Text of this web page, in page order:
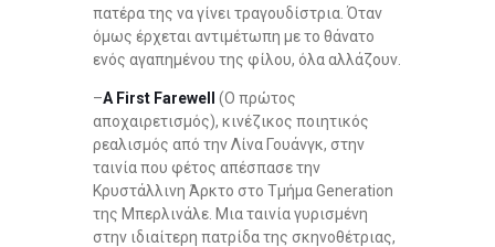
πατέρα της να γίνει τραγουδίστρια. Όταν
όμως έρχεται αντιμέτωπη με το θάνατο
ενός αγαπημένου της φίλου, όλα αλλάζουν.
–A First Farewell
(Ο πρώτος
αποχαιρετισμός), κινέζικος ποιητικός
ρεαλισμός από την Λίνα Γουάνγκ, στην
ταινία που φέτος απέσπασε την
Κρυστάλλινη Άρκτο στο Τμήμα Generation
της Μπερλινάλε. Μια ταινία γυρισμένη
στην ιδιαίτερη πατρίδα της σκηνοθέτριας,